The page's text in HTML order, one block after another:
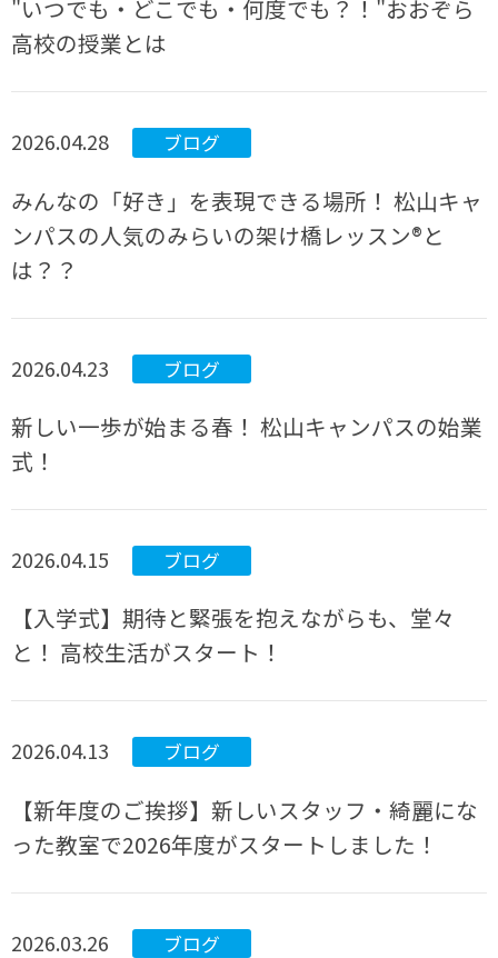
"いつでも・どこでも・何度でも？！"おおぞら
高校の授業とは
2026.04.28 ブログ
みんなの「好き」を表現できる場所！ 松山キャ
ンパスの人気のみらいの架け橋レッスン®と
は？？
2026.04.23 ブログ
新しい一歩が始まる春！ 松山キャンパスの始業
式！
2026.04.15 ブログ
【入学式】期待と緊張を抱えながらも、堂々
と！ 高校生活がスタート！
2026.04.13 ブログ
【新年度のご挨拶】新しいスタッフ・綺麗にな
った教室で2026年度がスタートしました！
2026.03.26 ブログ